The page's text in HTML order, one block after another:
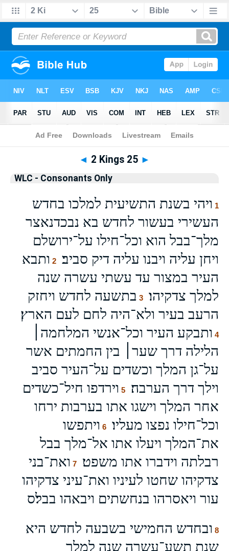
Bible >WLCO> 2 Kings 25
◄ 2 Kings 25 ►
WLC - Consonants Only
1 ויהי בשנת התשיעית למלכו בחדש
העשירי בעשור לחדש בא נבכדנאצר
מלך־בבל הוא וכל־חילו על־ירושלם
ויחן עליה ויבנו עליה דיק סביב׃
2 ותבא
העיר במצור עד עשתי עשרה שנה
למלך צדקיהו׃
3 בתשעה לחדש ויחזק
הרעב בעיר ולא־היה לחם לעם הארץ׃
4 ותבקע העיר וכל־אנשי המלחמה׀
הלילה דרך שער׀ בין החמתים אשר
על־גן המלך וכשדים על־העיר סביב
וילך דרך הערבה׃
5 וירדפו חיל־כשדים
אחר המלך וישגו אתו בערבות ירחו
וכל־חילו נפצו מעליו׃
6 ויתפשו
את־המלך ויעלו אתו אל־מלך בבל
רבלתה וידברו אתו משפט׃
7 ואת־בני
צדקיהו שחטו לעיניו ואת־עיני צדקיהו
עור ויאסרהו בנחשתים ויבאהו בבל׃ס
8 ובחדש החמישי בשבעה לחדש היא
שנת תשע־עשרה שנה למלך